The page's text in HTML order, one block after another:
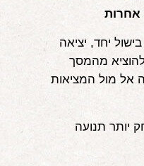
אחרות
יחד, יציאה
מהמסך
אל מול המציאות
יותר תנועה